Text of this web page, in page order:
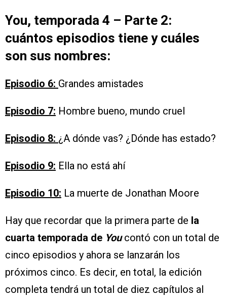
You, temporada 4 – Parte 2:
cuántos episodios tiene y cuáles
son sus nombres:
Episodio 6: Grandes amistades
Episodio 7: Hombre bueno, mundo cruel
Episodio 8: ¿A dónde vas? ¿Dónde has estado?
Episodio 9: Ella no está ahí
Episodio 10: La muerte de Jonathan Moore
Hay que recordar que la primera parte de la
cuarta temporada de Youcontó con un total de
cinco episodios y ahora se lanzarán los
próximos cinco. Es decir, en total, la edición
completa tendrá un total de diez capítulos al